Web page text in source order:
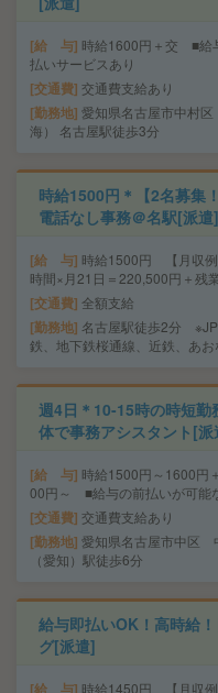
給 与 時給1600円＋交 ■給
払いサービスあり
交通費 交通費支給あり
勤務地 愛知県名古屋市中村
海） 名古屋駅徒歩3分
時給1500円＊【2名募集
電話なし事務＠名駅[派遣]
給 与 時給1500円 【月収
時間×月21日＝220,500円＋
交通費 全額支給
勤務地 名古屋駅徒歩2分 ※JP
鉄、地下鉄桜通線、近鉄、あお
週4日＊10-15時の時短
体で事務アシスタント[派
給 与 時給1500円～1600
00円～ ■給与の前払いが可能
交通費 交通費支給あり
勤務地 愛知県名古屋市中区
（愛知）駅徒歩6分
給与即払いOK！高時給
グ[派遣]
給 与 時給1450円 【月収